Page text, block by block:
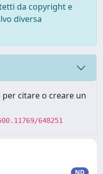
da copyright e
diversa
citare o creare un
648251